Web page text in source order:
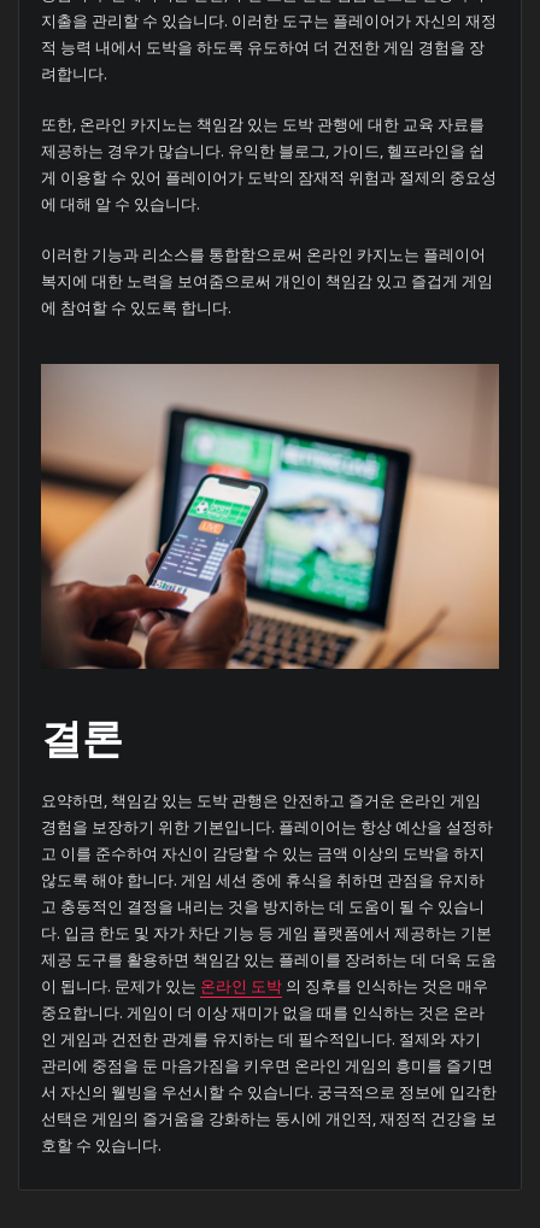
지출을 관리할 수 있습니다. 이러한 도구는 플레이어가 자신의 재정
적 능력 내에서 도박을 하도록 유도하여 더 건전한 게임 경험을 장
려합니다.
또한, 온라인 카지노는 책임감 있는 도박 관행에 대한 교육 자료를
제공하는 경우가 많습니다. 유익한 블로그, 가이드, 헬프라인을 쉽
게 이용할 수 있어 플레이어가 도박의 잠재적 위험과 절제의 중요성
에 대해 알 수 있습니다.
이러한 기능과 리소스를 통합함으로써 온라인 카지노는 플레이어
복지에 대한 노력을 보여줌으로써 개인이 책임감 있고 즐겁게 게임
에 참여할 수 있도록 합니다.
결론
요약하면, 책임감 있는 도박 관행은 안전하고 즐거운 온라인 게임
경험을 보장하기 위한 기본입니다. 플레이어는 항상 예산을 설정하
고 이를 준수하여 자신이 감당할 수 있는 금액 이상의 도박을 하지
않도록 해야 합니다. 게임 세션 중에 휴식을 취하면 관점을 유지하
고 충동적인 결정을 내리는 것을 방지하는 데 도움이 될 수 있습니
다. 입금 한도 및 자가 차단 기능 등 게임 플랫폼에서 제공하는 기본
제공 도구를 활용하면 책임감 있는 플레이를 장려하는 데 더욱 도움
이 됩니다. 문제가 있는 온라인 도박의 징후를 인식하는 것은 매우
중요합니다. 게임이 더 이상 재미가 없을 때를 인식하는 것은 온라
인 게임과 건전한 관계를 유지하는 데 필수적입니다. 절제와 자기
관리에 중점을 둔 마음가짐을 키우면 온라인 게임의 흥미를 즐기면
서 자신의 웰빙을 우선시할 수 있습니다. 궁극적으로 정보에 입각한
선택은 게임의 즐거움을 강화하는 동시에 개인적, 재정적 건강을 보
호할 수 있습니다.